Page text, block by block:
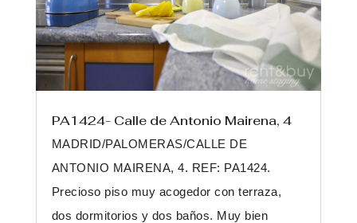
PA1424- Calle de Antonio Mairena, 4
MADRID/PALOMERAS/CALLE DE
ANTONIO MAIRENA, 4. REF: PA1424.
Precioso piso muy acogedor con terraza,
dos dormitorios y dos baños. Muy bien